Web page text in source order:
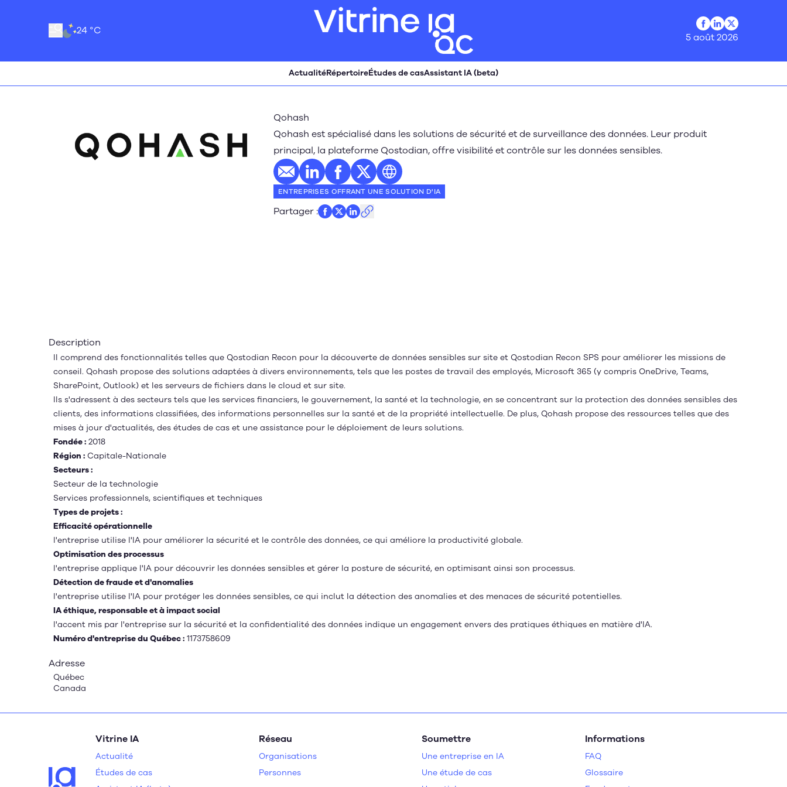
24 °C
Profil Facebook
Profil LinkedIn
Profil Twitter
5 août 2026
ActualitéRépertoireÉtudes de casAssistant IA (beta)
Qohash
Qohash est spécialisé dans les solutions de sécurité et de surveillance des données. Leur produit
principal, la plateforme Qostodian, offre visibilité et contrôle sur les données sensibles.
E-mailProfil LinkedIn
Profil Facebook
Profil Twitter
Site web
ENTREPRISES OFFRANT UNE SOLUTION D'IA
Partager :
Description
Il comprend des fonctionnalités telles que Qostodian Recon pour la découverte de données sensibles sur site et Qostodian Recon SPS pour améliorer les missions de
conseil. Qohash propose des solutions adaptées à divers environnements, tels que les postes de travail des employés, Microsoft 365 (y compris OneDrive, Teams,
SharePoint, Outlook) et les serveurs de fichiers dans le cloud et sur site.
Ils s'adressent à des secteurs tels que les services financiers, le gouvernement, la santé et la technologie, en se concentrant sur la protection des données sensibles des
clients, des informations classifiées, des informations personnelles sur la santé et de la propriété intellectuelle. De plus, Qohash propose des ressources telles que des
mises à jour d'actualités, des études de cas et une assistance pour le déploiement de leurs solutions.
Fondée : 2018
Région : Capitale-Nationale
Secteurs :
Secteur de la technologie
Services professionnels, scientifiques et techniques
Types de projets :
Efficacité opérationnelle
l'entreprise utilise l'IA pour améliorer la sécurité et le contrôle des données, ce qui améliore la productivité globale.
Optimisation des processus
l'entreprise applique l'IA pour découvrir les données sensibles et gérer la posture de sécurité, en optimisant ainsi son processus.
Détection de fraude et d'anomalies
l'entreprise utilise l'IA pour protéger les données sensibles, ce qui inclut la détection des anomalies et des menaces de sécurité potentielles.
IA éthique, responsable et à impact social
l'accent mis par l'entreprise sur la sécurité et la confidentialité des données indique un engagement envers des pratiques éthiques en matière d'IA.
Numéro d'entreprise du Québec : 1173758609
Adresse
Québec
Canada
Vitrine IA
Actualité
Études de cas
Réseau
Organisations
Personnes
Soumettre
Une entreprise en IA
Une étude de cas
Informations
FAQ
Glossaire